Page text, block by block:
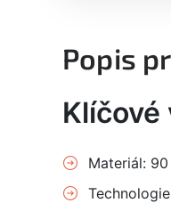
Popis
Materiál: